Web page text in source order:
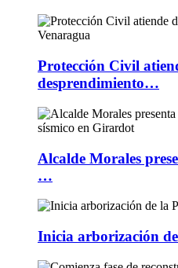
Protección Civil
desprendimiento…
Alcalde Morales
…
Inicia arborización